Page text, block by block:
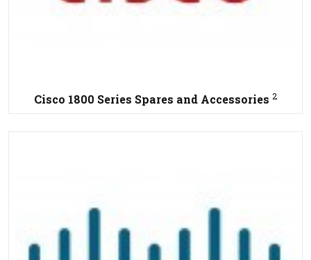
Cisco 1800 Series Spares and Accessories 2